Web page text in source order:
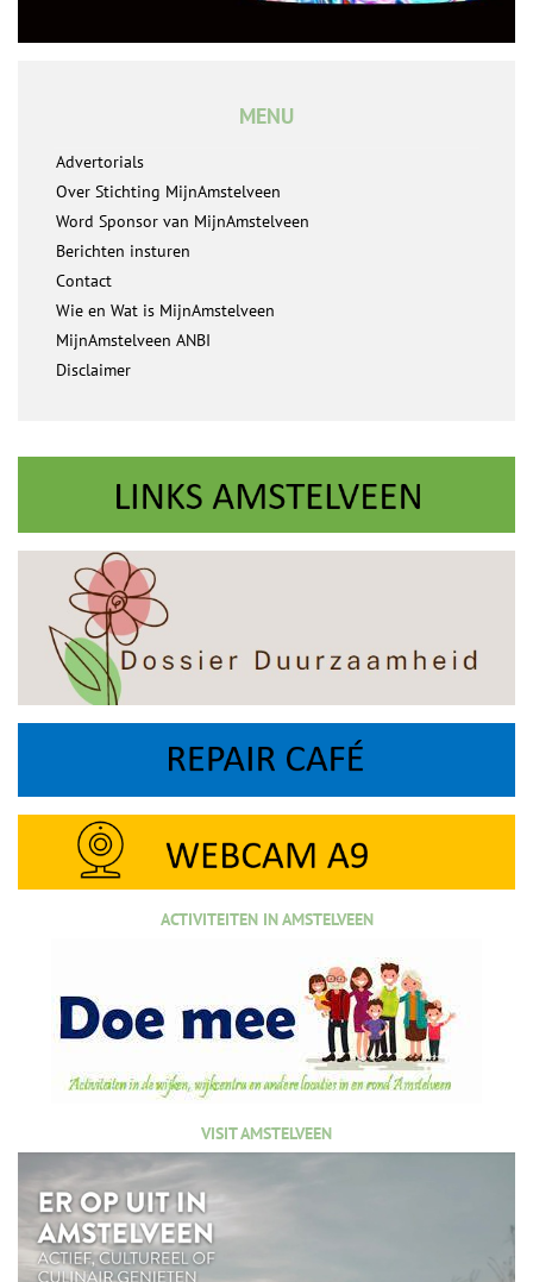
MENU
Advertorials
Over Stichting MijnAmstelveen
Word Sponsor van MijnAmstelveen
Berichten insturen
Contact
Wie en Wat is MijnAmstelveen
MijnAmstelveen ANBI
Disclaimer
ACTIVITEITEN IN AMSTELVEEN
VISIT AMSTELVEEN